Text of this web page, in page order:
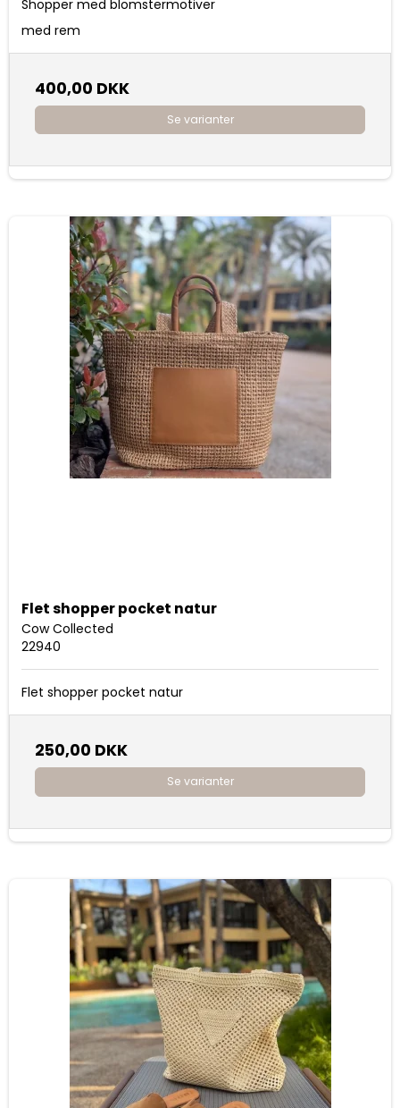
Shopper med blomstermotiver
med rem
400,00 DKK
Se varianter
Flet shopper pocket natur
Cow Collected
22940
Flet shopper pocket natur
250,00 DKK
Se varianter